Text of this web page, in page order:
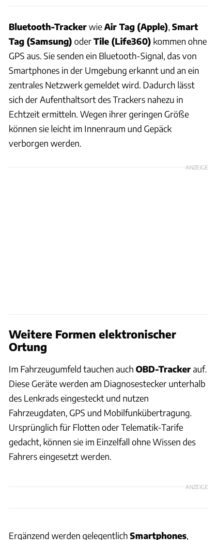
Bluetooth-TrackerwieAir Tag (Apple), Smart
Tag (Samsung) oderTile (Life360) kommen ohne
GPS aus. Sie senden ein Bluetooth-Signal, das von
Smartphones in der Umgebung erkannt und an ein
zentrales Netzwerk gemeldet wird. Dadurch lässt
sich der Aufenthaltsort des Trackers nahezu in
Echtzeit ermitteln. Wegen ihrer geringen Größe
können sie leicht im Innenraum und Gepäck
verborgen werden.
ANZEIGE
Weitere Formen elektronischer
Ortung
Im Fahrzeugumfeld tauchen auch OBD-Trackerauf.
Diese Geräte werden am Diagnosestecker unterhalb
des Lenkrads eingesteckt und nutzen
Fahrzeugdaten, GPS und Mobilfunkübertragung.
Ursprünglich für Flotten oder Telematik-Tarife
gedacht, können sie im Einzelfall ohne Wissen des
Fahrers eingesetzt werden.
ANZEIGE
Ergänzend werden gelegentlich Smartphones,